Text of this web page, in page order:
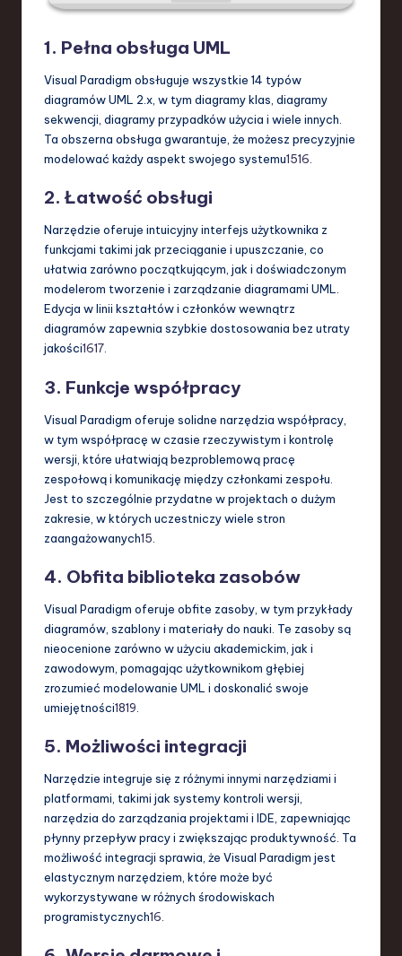
1. Pełna obsługa UML
Visual Paradigm obsługuje wszystkie 14 typów
diagramów UML 2.x, w tym diagramy klas, diagramy
sekwencji, diagramy przypadków użycia i wiele innych.
Ta obszerna obsługa gwarantuje, że możesz precyzyjnie
modelować każdy aspekt swojego systemu1516
2. Łatwość obsługi
Narzędzie oferuje intuicyjny interfejs użytkownika z
funkcjami takimi jak przeciąganie i upuszczanie, co
ułatwia zarówno początkującym, jak i doświadczonym
modelerom tworzenie i zarządzanie diagramami UML.
Edycja w linii kształtów i członków wewnątrz
diagramów zapewnia szybkie dostosowania bez utraty
jakości1617.
3. Funkcje współpracy
Visual Paradigm oferuje solidne narzędzia współpracy,
w tym współpracę w czasie rzeczywistym i kontrolę
wersji, które ułatwiają bezproblemową pracę
zespołową i komunikację między członkami zespołu.
Jest to szczególnie przydatne w projektach o dużym
zakresie, w których uczestniczy wiele stron
zaangażowanych15
4. Obfita biblioteka zasobów
Visual Paradigm oferuje obfite zasoby, w tym przykłady
diagramów, szablony i materiały do nauki. Te zasoby są
nieocenione zarówno w użyciu akademickim, jak i
zawodowym, pomagając użytkownikom głębiej
zrozumieć modelowanie UML i doskonalić swoje
umiejętności1819
5. Możliwości integracji
Narzędzie integruje się z różnymi innymi narzędziami i
platformami, takimi jak systemy kontroli wersji,
narzędzia do zarządzania projektami i IDE, zapewniając
płynny przepływ pracy i zwiększając produktywność. Ta
możliwość integracji sprawia, że Visual Paradigm jest
elastycznym narzędziem, które może być
wykorzystywane w różnych środowiskach
programistycznych16